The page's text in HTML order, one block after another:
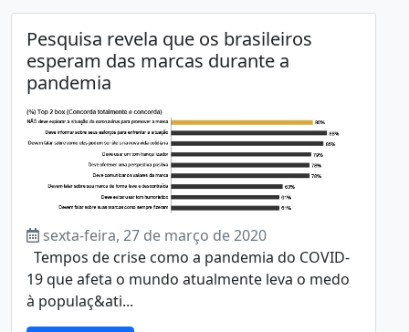
Pesquisa revela que os brasileiros
esperam das marcas durante a
pandemia
sexta-feira, 27 de março de 2020
Tempos de crise como a pandemia do COVID-
19 que afeta o mundo atualmente leva o medo
à populaç&ati...